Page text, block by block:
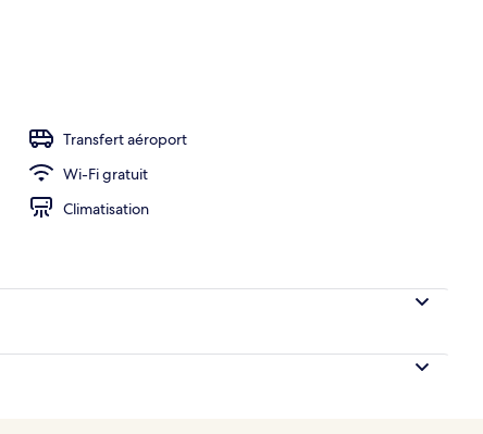
Transfert aéroport
Wi-Fi gratuit
Climatisation